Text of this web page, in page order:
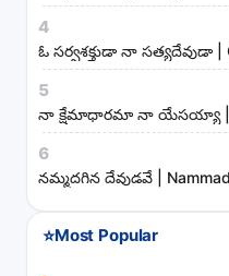
i
s
t
r
i
e
s
4
ఓ సర్వశక్తుడా నా సత్యదేవుడా |
5
నా క్షేమాధారమా నా యేసయ్యా | Naa
6
నమ్మదగిన దేవుడవే |
⭐Most Popular